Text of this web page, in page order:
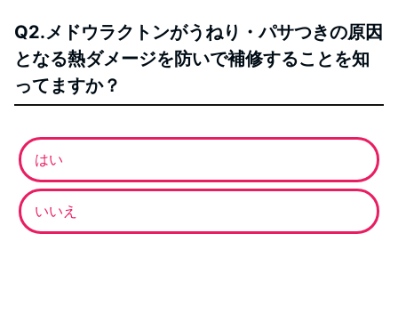
Q2.メドウラクトンがうねり・パサつきの原因
となる熱ダメージを防いで補修することを知
ってますか？
はい
いいえ